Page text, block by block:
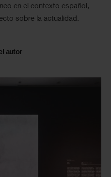
en el contexto español,
sobre la actualidad.
autor